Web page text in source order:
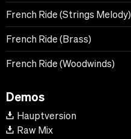
French Ride (Strings Melody)
French Ride (Brass)
French Ride (Woodwinds)
Demos
Hauptversion
Raw Mix